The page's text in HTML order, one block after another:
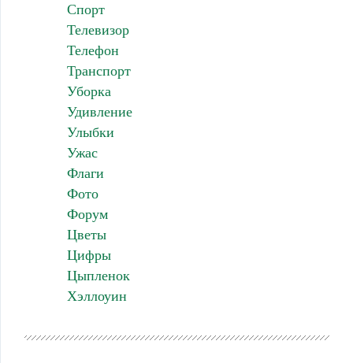
Спорт
Телевизор
Телефон
Транспорт
Уборка
Удивление
Улыбки
Ужас
Флаги
Фото
Форум
Цветы
Цифры
Цыпленок
Хэллоуин